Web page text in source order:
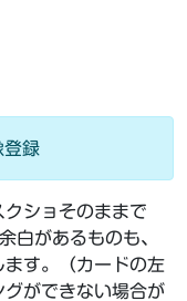
録
ショそのままで
白があるものも、
す。（カードの左
ができない場合が